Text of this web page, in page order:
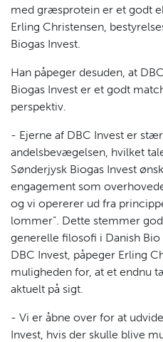
med græsprotein er et godt
Erling Christensen,
Biogas Invest.
Han påpeger desuden, at
Biogas Invest er et godt
perspektiv.
- Ejerne af DBC Invest er
andelsbevægelsen, hvilket
Sønderjysk Biogas Invest
engagement som
og vi opererer ud fra
lommer”. Dette stemmer
generelle filosofi i Danish
DBC Invest, påpeger Erling
muligheden for, at et endnu
aktuelt på sigt.
- Vi er åbne over for at
Invest, hvis der skulle blive